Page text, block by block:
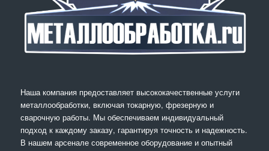
Наша компания предоставляет высококачественные услуги
металлообработки, включая токарную, фрезерную и
сварочную работы. Мы обеспечиваем индивидуальный
подход к каждому заказу, гарантируя точность и надежность.
В нашем арсенале современное оборудование и опытный